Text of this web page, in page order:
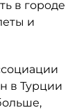
в городе
и
в Турции